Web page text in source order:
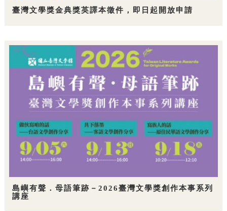
臺灣文學獎金典獎英譯本徵件，即日起開放申請
島嶼有聲．母語筆跡－2026臺灣文學獎創作本事系列
講座